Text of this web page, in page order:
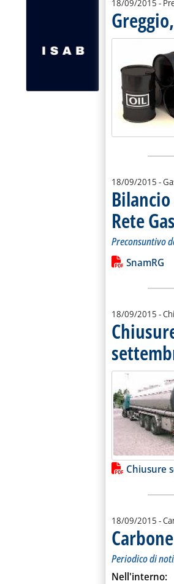
18/09/2015 -
18/09/2015 -
Rete Gas
Preconsuntivo
Leggi tutta la
ListaSnamRG
18/09/2015 -
ListaChiusure
18/09/2015 -
Periodico di
Nell'interno: